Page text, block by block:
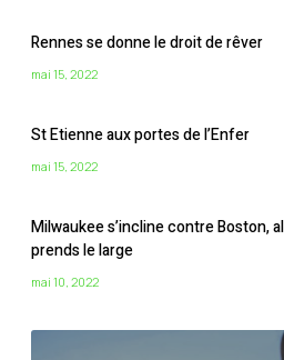
Rennes se donne le droit de rêver
mai 15, 2022
St Etienne aux portes de l’Enfer
mai 15, 2022
Milwaukee s’incline contre Boston,
prends le large
mai 10, 2022